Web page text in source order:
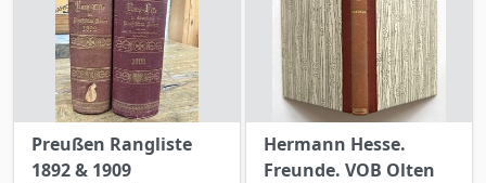
Preußen Rangliste
1892 & 1909
Hermann Hesse.
Freunde. VOB Olten